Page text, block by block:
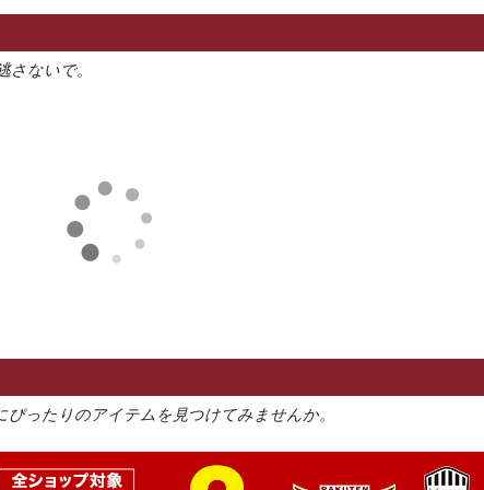
ないで。
ったりのアイテムを見つけてみませんか。